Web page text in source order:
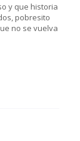
y que historia
pobresito
no se vuelva